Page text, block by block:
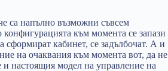
са напълно възможни съвсем
към момента се запази
сформират кабинет, се задълбочат. А и
на очаквания към момента вот, да не
и настоящия модел на управление на